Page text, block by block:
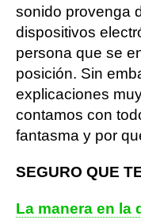
sonido provenga
dispositivos
persona que se
posición. Sin
explicaciones
contamos con
fantasma y por
SEGURO QUE
La manera en la